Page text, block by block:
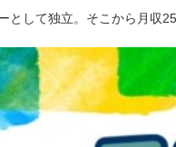
して独立。そこから月収